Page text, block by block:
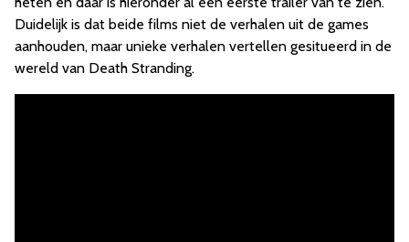
Duidelijk is dat beide films niet de verhalen uit de games
aanhouden, maar unieke verhalen vertellen gesitueerd in de
wereld van Death Stranding.